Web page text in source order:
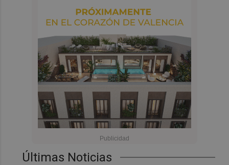
Últimas Noticias